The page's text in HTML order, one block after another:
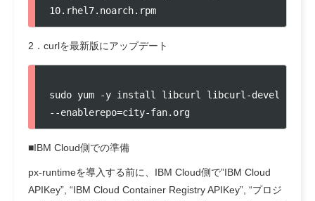
10.rhel7.noarch.rpm
2．curlを最新版にアップデート
sudo yum -y install libcurl libcurl-devel
--enablerepo=city-fan.org
■IBM Cloud側での準備
px-runtimeを導入する前に、IBM Cloud側で”IBM Cloud
APIKey”, “IBM Cloud Container Registry APIKey”, “プロジ